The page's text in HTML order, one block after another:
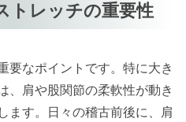
トレッチの重要性
なポイントです。特に大き
、肩や股関節の柔軟性が動き
ます。日々の稽古前後に、肩